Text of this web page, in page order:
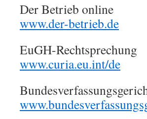
Der Betrieb online
www.der-betrieb.de
EuGH-Rechtsprechung
www.curia.eu.int/de